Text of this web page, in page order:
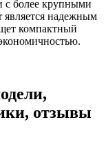
с более крупными
надежным
компактный
отзывы